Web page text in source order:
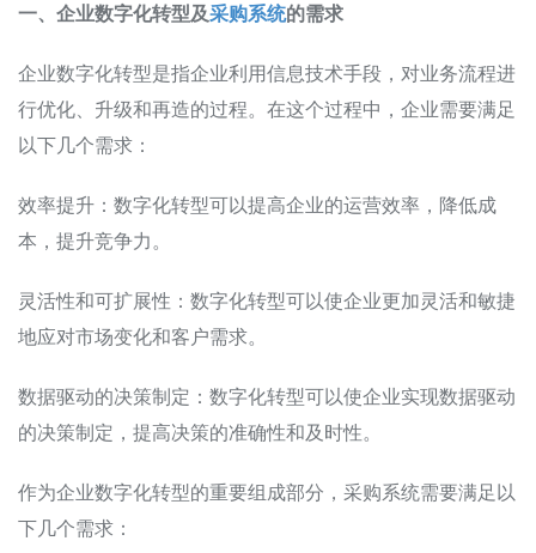
售后服务：400-116-0808
一、企业数字化转型及采购系统的需求
企业数字化转型是指企业利用信息技术手段，对业务流程进
行优化、升级和再造的过程。在这个过程中，企业需要满足
以下几个需求：
效率提升：数字化转型可以提高企业的运营效率，降低成
本，提升竞争力。
灵活性和可扩展性：数字化转型可以使企业更加灵活和敏捷
地应对市场变化和客户需求。
数据驱动的决策制定：数字化转型可以使企业实现数据驱动
的决策制定，提高决策的准确性和及时性。
作为企业数字化转型的重要组成部分，采购系统需要满足以
下几个需求：